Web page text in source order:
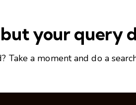
your query
Take a moment and do a